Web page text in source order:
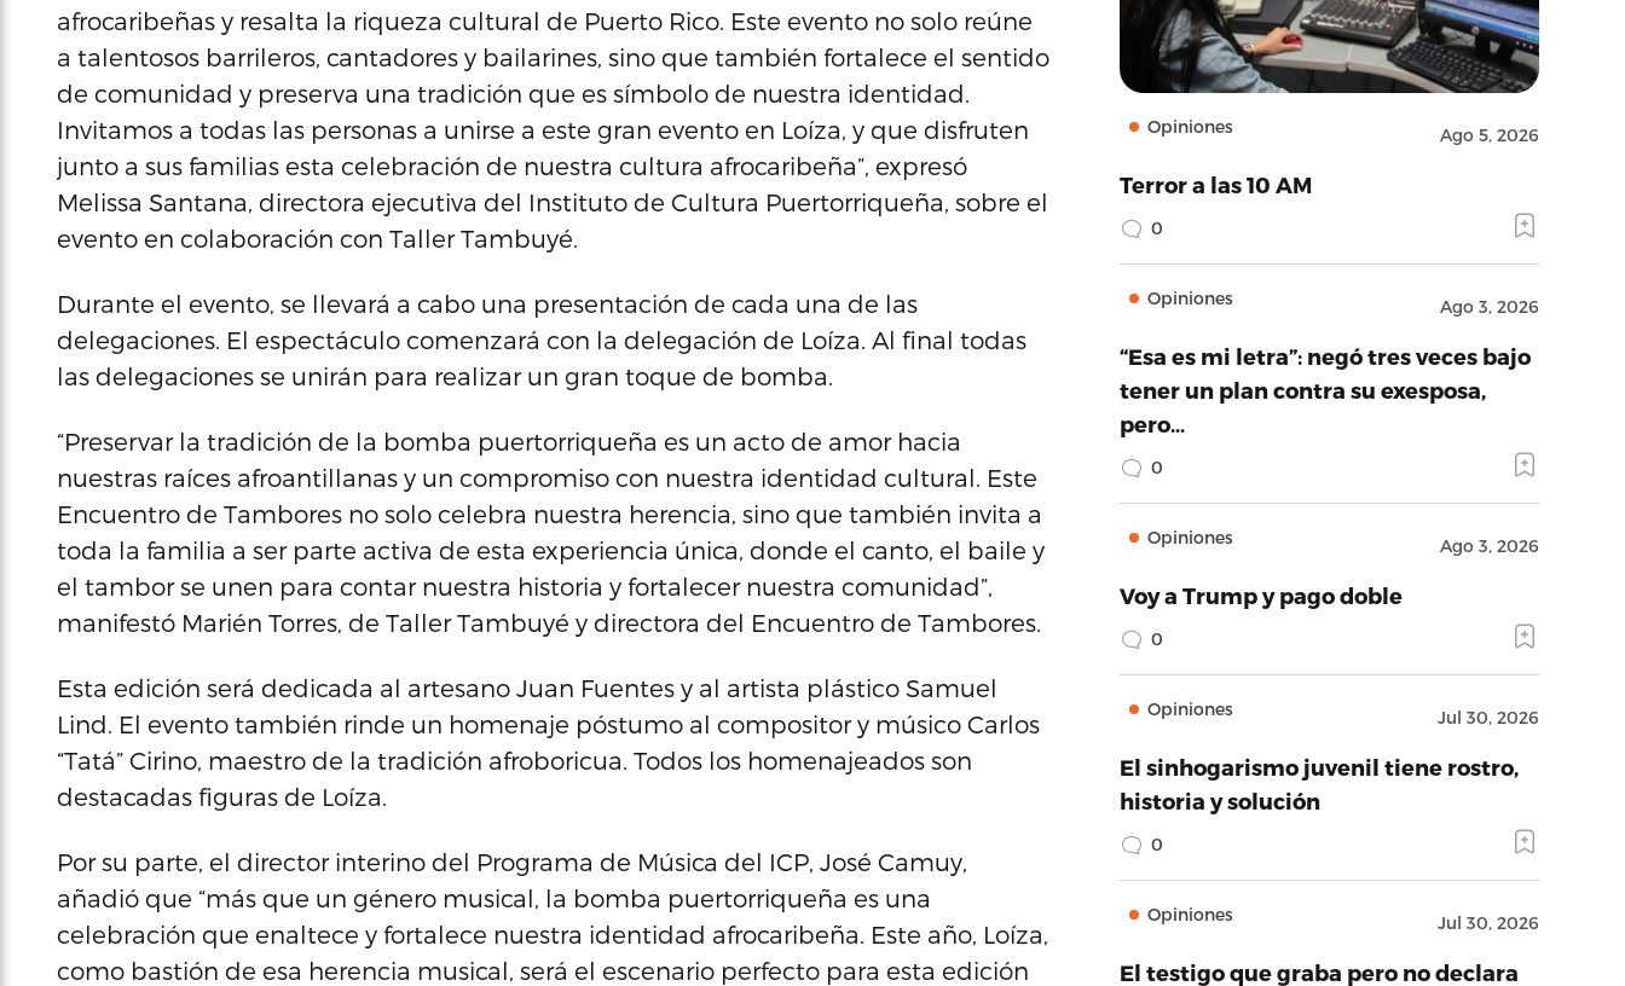
afrocaribeñas y resalta la riqueza cultural de Puerto Rico. Este evento no solo reúne
a talentosos barrileros, cantadores y bailarines, sino que también fortalece el sentido
de comunidad y preserva una tradición que es símbolo de nuestra identidad.
Invitamos a todas las personas a unirse a este gran evento en Loíza, y que disfruten
junto a sus familias esta celebración de nuestra cultura afrocaribeña”, expresó
Melissa Santana, directora ejecutiva del Instituto de Cultura Puertorriqueña, sobre el
evento en colaboración con Taller Tambuyé.
Durante el evento, se llevará a cabo una presentación de cada una de las
delegaciones. El espectáculo comenzará con la delegación de Loíza. Al final todas
las delegaciones se unirán para realizar un gran toque de bomba.
“Preservar la tradición de la bomba puertorriqueña es un acto de amor hacia
nuestras raíces afroantillanas y un compromiso con nuestra identidad cultural. Este
Encuentro de Tambores no solo celebra nuestra herencia, sino que también invita a
toda la familia a ser parte activa de esta experiencia única, donde el canto, el baile y
el tambor se unen para contar nuestra historia y fortalecer nuestra comunidad”,
manifestó Marién Torres, de Taller Tambuyé y directora del Encuentro de Tambores.
Esta edición será dedicada al artesano Juan Fuentes y al artista plástico Samuel
Lind. El evento también rinde un homenaje póstumo al compositor y músico Carlos
“Tatá” Cirino, maestro de la tradición afroboricua. Todos los homenajeados son
destacadas figuras de Loíza.
Por su parte, el director interino del Programa de Música del ICP, José Camuy,
añadió que “más que un género musical, la bomba puertorriqueña es una
celebración que enaltece y fortalece nuestra identidad afrocaribeña. Este año, Loíza,
como bastión de esa herencia musical, será el escenario perfecto para esta edición
Opiniones Ago 5, 2026
Terror a las 10 AM
0
Opiniones Ago 3, 2026
“Esa es mi letra”: negó tres veces bajo
tener un plan contra su exesposa,
pero…
0
Opiniones Ago 3, 2026
Voy a Trump y pago doble
0
Opiniones Jul 30, 2026
El sinhogarismo juvenil tiene rostro,
historia y solución
0
Opiniones Jul 30, 2026
El testigo que graba pero no declara